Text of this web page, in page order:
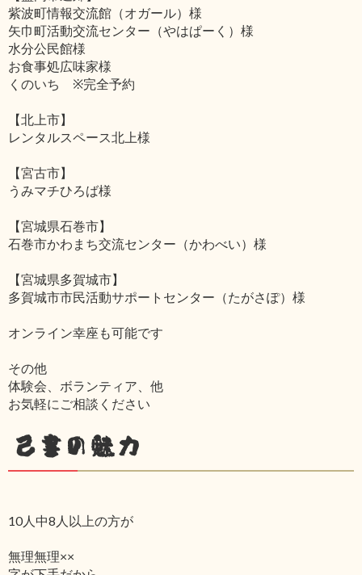
紫波町情報交流館（オガール）様
矢巾町活動交流センター（やはぱーく）様
水分公民館様
お食事処広味家様
くのいち ※完全予約
【北上市】
レンタルスペース北上様
【宮古市】
うみマチひろば様
【宮城県石巻市】
石巻市かわまち交流センター（かわべい）様
【宮城県多賀城市】
多賀城市市民活動サポートセンター（たがさぽ）様
オンライン幸座も可能です
その他
体験会、ボランティア、他
お気軽にご相談ください
己書の魅力
10人中8人以上の方が
無理無理××